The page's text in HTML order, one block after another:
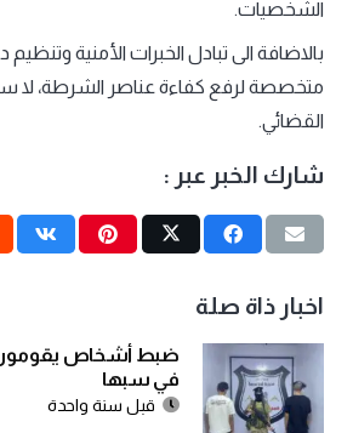
الشخصيات.
بالاضافة الى تبادل الخبرات الأمنية وتنظيم
متخصصة لرفع كفاءة عناصر الشرطة، لا
القضائي.
شارك الخبر عبر :
اخبار ذاة صلة
ضبط أشخاص يقومون
في سبها
قبل سنة واحدة